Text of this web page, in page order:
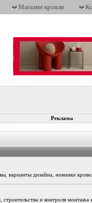
Магазин кровли
Реклама
варианты дизайна, новинки
и контроля монтажа